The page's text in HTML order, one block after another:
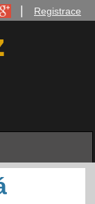
Registrace